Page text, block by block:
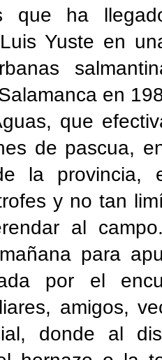
que ha
Yuste en
en
que
de pascua,
la provincia,
y no tan
al
para
por el
amigos,
donde al